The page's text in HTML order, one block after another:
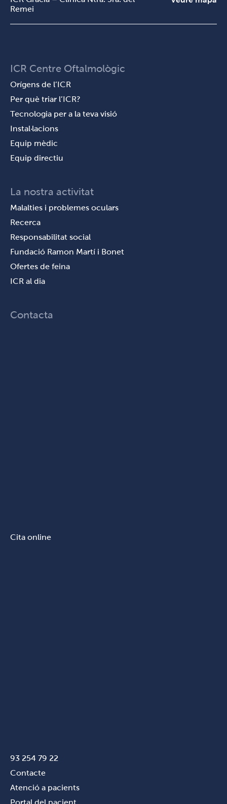
Remei
ICR Centre Oftalmològic
Orígens de l’ICR
Per què triar l’ICR?
Tecnologia per a la teva visió
Instal·lacions
Equip mèdic
Equip directiu
La nostra activitat
Malalties i problemes oculars
Recerca
Responsabilitat social
Fundació Ramon Martí i Bonet
Ofertes de feina
ICR al dia
Contacta
Cita online
93 254 79 22
Contacte
Atenció a pacients